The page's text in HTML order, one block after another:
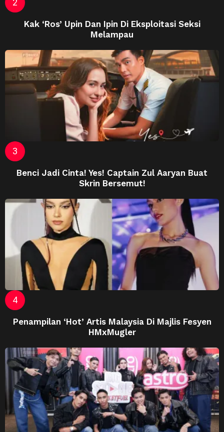
Kak ‘Ros’ Upin Dan Ipin Di Eksploitasi Seksi
Melampau
Benci Jadi Cinta! Yes! Captain Zul Aaryan Buat
Skrin Bersemut!
Penampilan ‘Hot’ Artis Malaysia Di Majlis Fesyen
HMxMugler